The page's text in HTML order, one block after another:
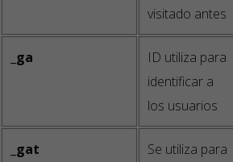
visitado antes
_ga
ID utiliza para
identificar a
los usuarios
_gat
Se utiliza para